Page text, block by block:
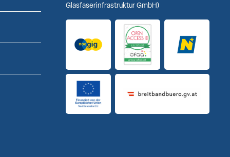
Glasfaserinfrastruktur GmbH)
Logo noeGIG Logo Open Access ID
Logo
Finanziert von der Europäischen Union
Breitbandbuero Logo